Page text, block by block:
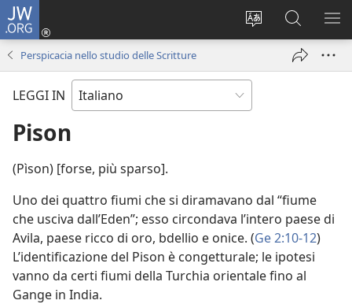
JW.ORG
Modificare
Accedi
(apre
finestra)
Cerca
in
JW.ORG
Perspicacia nello studio delle Scritture
LEGGI IN
Pison
(Pìson) [forse, più sparso].
Uno dei quattro fiumi che si diramavano dal “fiume
che usciva dall’Eden”; esso circondava l’intero paese di
Avila, paese ricco di oro, bdellio e onice. (Ge 2:10-12)
L’identificazione del Pison è congetturale; le ipotesi
vanno da certi fiumi della Turchia orientale fino al
Gange in India.